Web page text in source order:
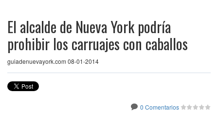
El alcalde de Nueva York podría
prohibir los carruajes con caballos
guiadenuevayork.com 08-01-2014
0 Comentarios